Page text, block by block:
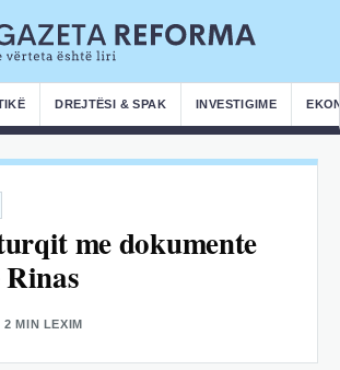
DREJTËSI & SPAK INVESTIGIME
me dokumente
2 MIN LEXIM